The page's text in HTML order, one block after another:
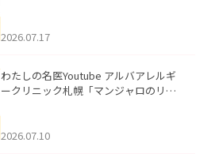
した。
2026.07.17
わたしの名医Youtube アルバアレルギ
ークリニック札幌「マンジャロのリア
た。
2026.07.10